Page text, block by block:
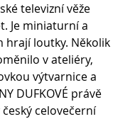
televizní věže
Je miniaturní a
hrají loutky. Několik
v ateliéry,
výtvarnice a
DUFKOVÉ právě
celovečerní